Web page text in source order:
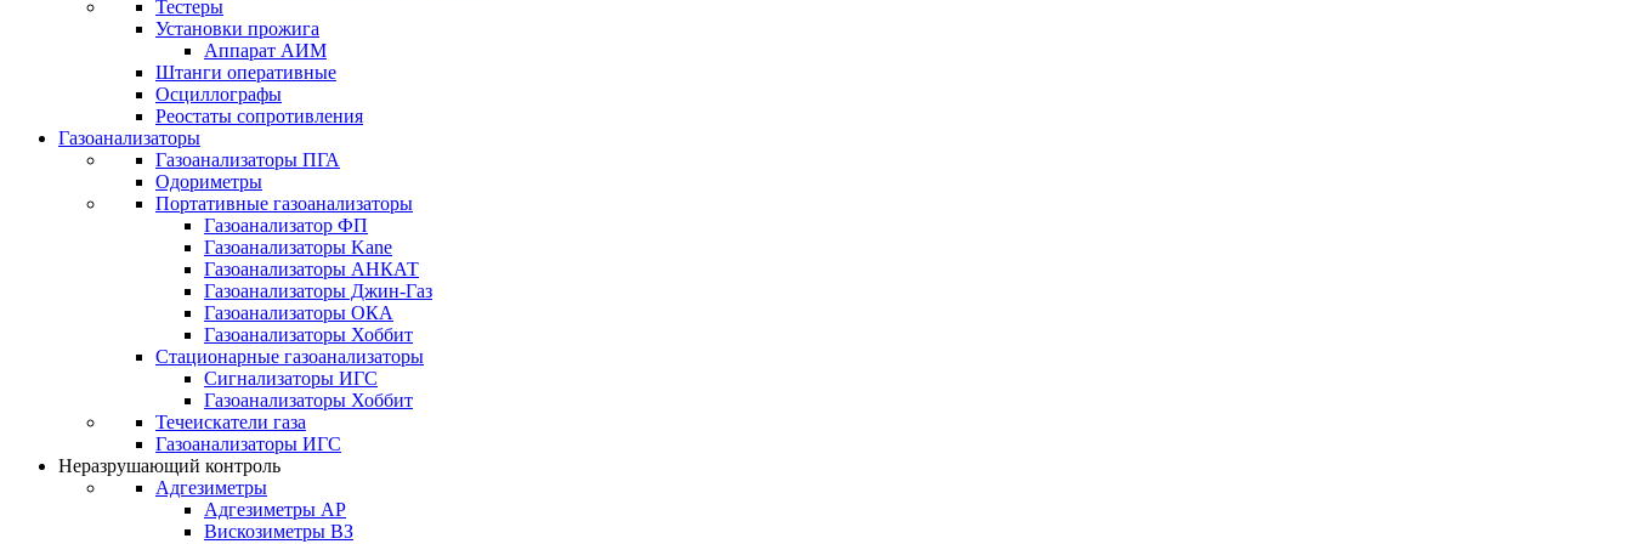
Тестеры
Установки прожига
Аппарат АИМ
Штанги оперативные
Осциллографы
Реостаты сопротивления
Газоанализаторы
Газоанализаторы ПГА
Одориметры
Портативные газоанализаторы
Газоанализатор ФП
Газоанализаторы Kane
Газоанализаторы АНКАТ
Газоанализаторы Джин-Газ
Газоанализаторы ОКА
Газоанализаторы Хоббит
Стационарные газоанализаторы
Сигнализаторы ИГС
Газоанализаторы Хоббит
Течеискатели газа
Газоанализаторы ИГС
Неразрушающий контроль
Адгезиметры
Адгезиметры АР
Вискозиметры ВЗ